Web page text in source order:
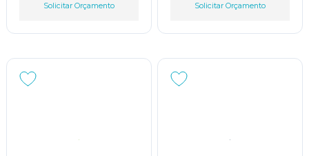
Solicitar Orçamento Solicitar Orçamento